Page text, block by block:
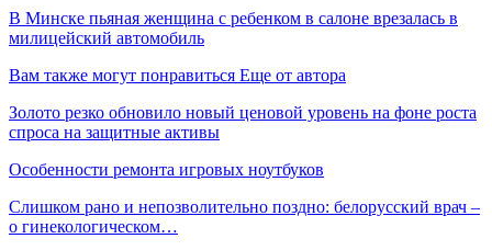
В Минске пьяная женщина с ребенком в салоне врезалась в
милицейский автомобиль
Вам также могут понравиться Еще от автора
Золото резко обновило новый ценовой уровень на фоне роста
спроса на защитные активы
Особенности ремонта игровых ноутбуков
Слишком рано и непозволительно поздно: белорусский врач –
о гинекологическом…